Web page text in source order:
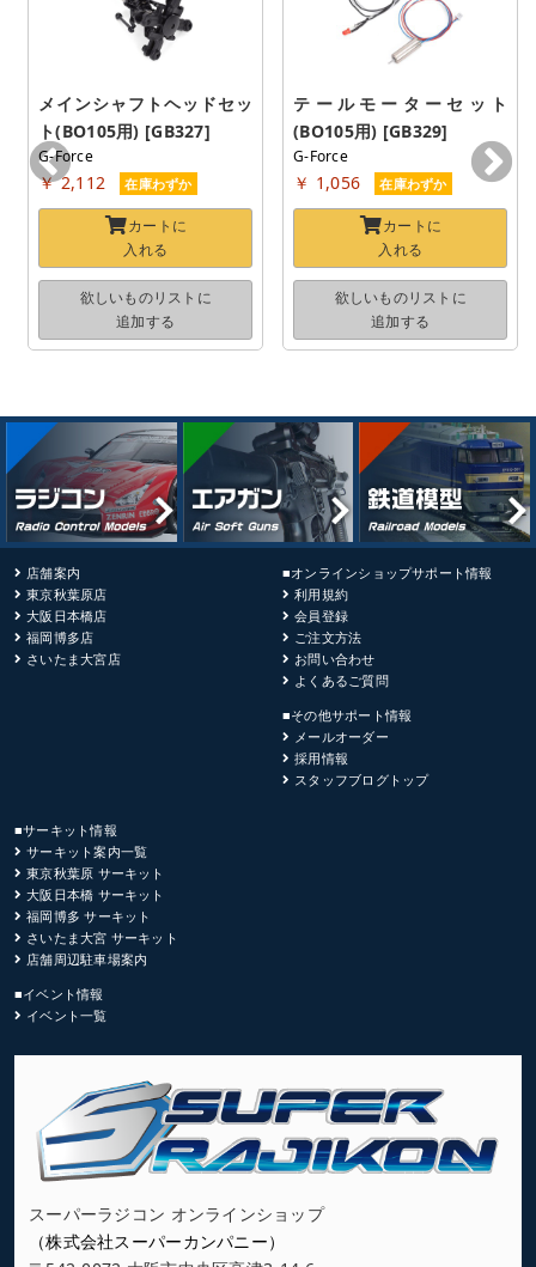
メインシャフトヘッドセッ
ト(BO105用) [GB327]
G-Force
￥ 2,112 在庫わずか
カートに
入れる
欲しいものリストに
追加する
テールモーターセット
(BO105用) [GB329]
G-Force
￥ 1,056 在庫わずか
カートに
入れる
欲しいものリストに
追加する
店舗案内
東京秋葉原店
大阪日本橋店
福岡博多店
さいたま大宮店
■オンラインショップサポート情報
利用規約
会員登録
ご注文方法
お問い合わせ
よくあるご質問
■その他サポート情報
メールオーダー
採用情報
スタッフブログトップ
■サーキット情報
サーキット案内一覧
東京秋葉原 サーキット
大阪日本橋 サーキット
福岡博多 サーキット
さいたま大宮 サーキット
店舗周辺駐車場案内
■イベント情報
イベント一覧
スーパーラジコン オンラインショップ
（株式会社スーパーカンパニー）